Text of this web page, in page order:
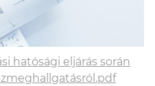
hatósági eljárás során